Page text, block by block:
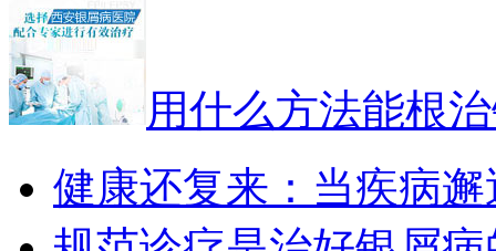
用什么方法能根
健康还复来：当疾病邂